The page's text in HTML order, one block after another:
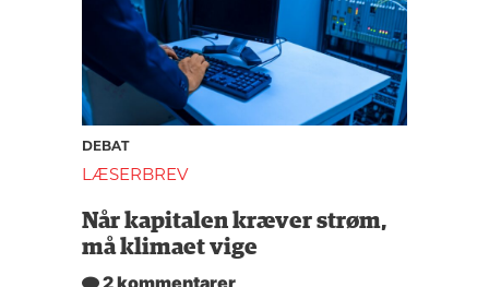
DEBAT
LÆSERBREV
Når kapitalen kræver strøm,
må klimaet vige